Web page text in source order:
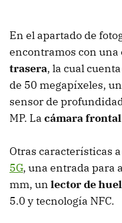
En el apartado de
encontramos con una
trasera, la cual
de 50 megapíxeles,
sensor de
MP. La cámara frontal
Otras características
5G, una entrada para
mm, un lector de
5.0 y tecnología NFC.